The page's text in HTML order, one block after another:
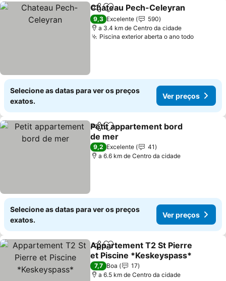
PartilharAdicionar aos favoritos
Chateau Pech-Celeyran
9,3 Excelente
590
a 3.4 km de Centro da cidade
Piscina exterior aberta o ano todo
Selecione as datas para ver os preços
exatos.
Ver preços
PartilharAdicionar aos favoritos
Petit appartement bord
de mer
9,2 Excelente
41
a 6.6 km de Centro da cidade
Selecione as datas para ver os preços
exatos.
Ver preços
PartilharAdicionar aos favoritos
Appartement T2 St Pierre
et Piscine *Keskeyspass*
7,7 Boa
17
a 6.5 km de Centro da cidade